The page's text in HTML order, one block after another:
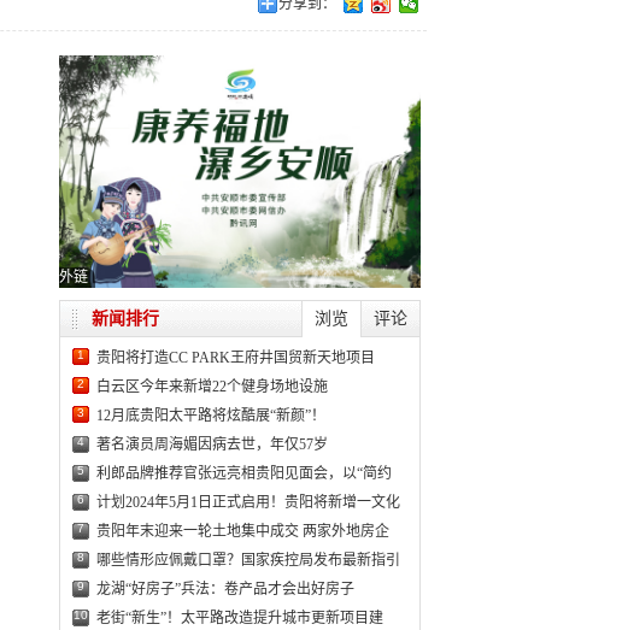
分享到：
外链
浏览 评论
新闻排行
1 贵阳将打造CC PARK王府井国贸新天地项目
2 白云区今年来新增22个健身场地设施
3 12月底贵阳太平路将炫酷展“新颜”！
4 著名演员周海媚因病去世，年仅57岁
5 利郎品牌推荐官张远亮相贵阳见面会，以“简约
6 计划2024年5月1日正式启用！贵阳将新增一文化
7 贵阳年末迎来一轮土地集中成交 两家外地房企
8 哪些情形应佩戴口罩？国家疾控局发布最新指引
9 龙湖“好房子”兵法：卷产品才会出好房子
10 老街“新生”！太平路改造提升城市更新项目建